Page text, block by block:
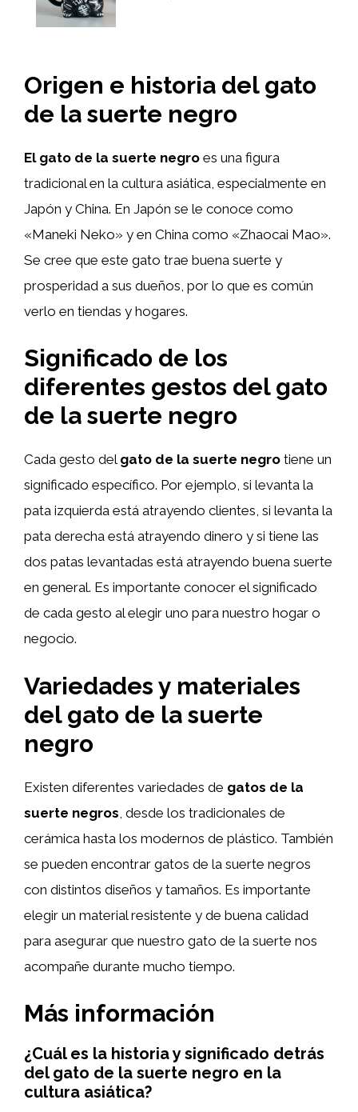
Origen e historia del gato
de la suerte negro
El gato de la suerte negro es una figura
tradicional en la cultura asiática, especialmente en
Japón y China. En Japón se le conoce como
«Maneki Neko» y en China como «Zhaocai Mao».
Se cree que este gato trae buena suerte y
prosperidad a sus dueños, por lo que es común
verlo en tiendas y hogares.
Significado de los
diferentes gestos del gato
de la suerte negro
Cada gesto del gato de la suerte negro tiene un
significado específico. Por ejemplo, si levanta la
pata izquierda está atrayendo clientes, si levanta la
pata derecha está atrayendo dinero y si tiene las
dos patas levantadas está atrayendo buena suerte
en general. Es importante conocer el significado
de cada gesto al elegir uno para nuestro hogar o
negocio.
Variedades y materiales
del gato de la suerte
negro
Existen diferentes variedades de gatos de la
suerte negros , desde los tradicionales de
cerámica hasta los modernos de plástico. También
se pueden encontrar gatos de la suerte negros
con distintos diseños y tamaños. Es importante
elegir un material resistente y de buena calidad
para asegurar que nuestro gato de la suerte nos
acompañe durante mucho tiempo.
Más información
¿Cuál es la historia y significado detrás
del gato de la suerte negro en la
cultura asiática?